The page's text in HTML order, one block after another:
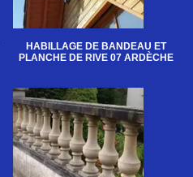
HABILLAGE DE BANDEAU ET
PLANCHE DE RIVE 07 ARDÈCHE